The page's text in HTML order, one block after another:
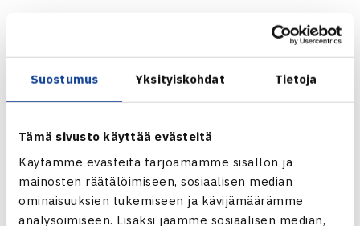
Suostumus Yksityiskohdat Tietoja
Tämä sivusto käyttää evästeitä
Käytämme evästeitä tarjoamamme sisällön ja
mainosten räätälöimiseen, sosiaalisen median
ominaisuuksien tukemiseen ja kävijämäärämme
analysoimiseen. Lisäksi jaamme sosiaalisen median,
Jaa:
← Edellinen
Seuraava uutinen: Aluekiertue-tapaaminen,
Kaarina… →